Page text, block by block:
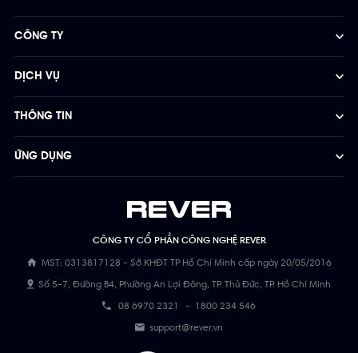
CÔNG TY CỔ PHẦN CÔNG NGHỆ REVER
MST: 0313817128 - Sở KHĐT TP Hồ Chí Minh cấp ngày 20/05/2016
Số 5-7, Đường B4, Phường An Lợi Đông, TP. Thủ Đức, TP. Hồ Chí Minh
08 6970 2321 - 1800 234 546
support@rever.vn
CÔNG TY
DỊCH VỤ
THÔNG TIN
ỨNG DỤNG